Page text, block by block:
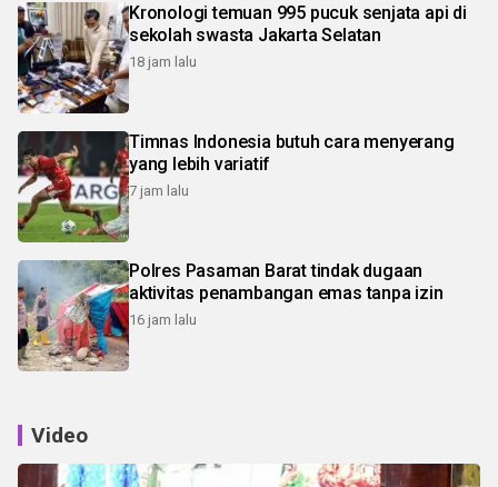
Kronologi temuan 995 pucuk senjata api di
sekolah swasta Jakarta Selatan
18 jam lalu
Timnas Indonesia butuh cara menyerang
yang lebih variatif
7 jam lalu
Polres Pasaman Barat tindak dugaan
aktivitas penambangan emas tanpa izin
16 jam lalu
Video